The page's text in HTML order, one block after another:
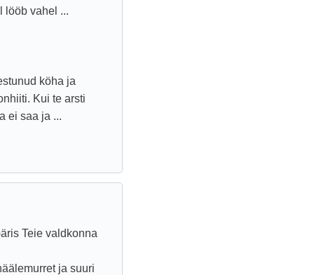
lööb vahel ...
köha ja
Kui te arsti
ei saa ja ...
Teie valdkonna
ja suuri